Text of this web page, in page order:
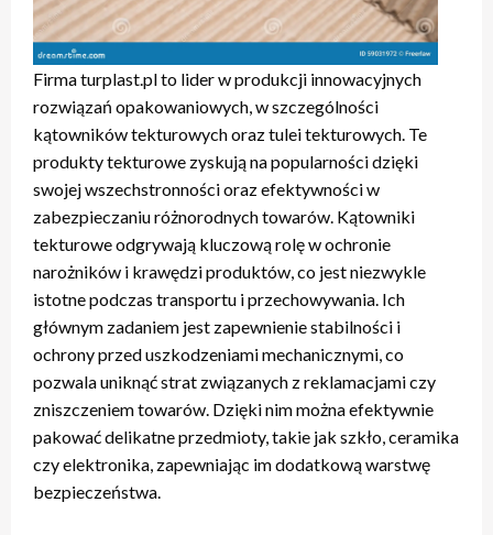
Firma turplast.pl to lider w produkcji innowacyjnych
rozwiązań opakowaniowych, w szczególności
kątowników tekturowych oraz tulei tekturowych. Te
produkty tekturowe zyskują na popularności dzięki
swojej wszechstronności oraz efektywności w
zabezpieczaniu różnorodnych towarów. Kątowniki
tekturowe odgrywają kluczową rolę w ochronie
narożników i krawędzi produktów, co jest niezwykle
istotne podczas transportu i przechowywania. Ich
głównym zadaniem jest zapewnienie stabilności i
ochrony przed uszkodzeniami mechanicznymi, co
pozwala uniknąć strat związanych z reklamacjami czy
zniszczeniem towarów. Dzięki nim można efektywnie
pakować delikatne przedmioty, takie jak szkło, ceramika
czy elektronika, zapewniając im dodatkową warstwę
bezpieczeństwa.